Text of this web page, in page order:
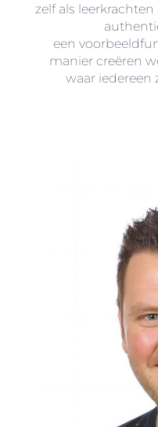
zelf als
een
manier creëren
waar iedereen